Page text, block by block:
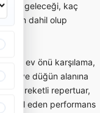
ekip geleceği, kaç
dahil olup
ev önü karşılama,
ve düğün alanına
Hareketli repertuar,
dahil eden performans